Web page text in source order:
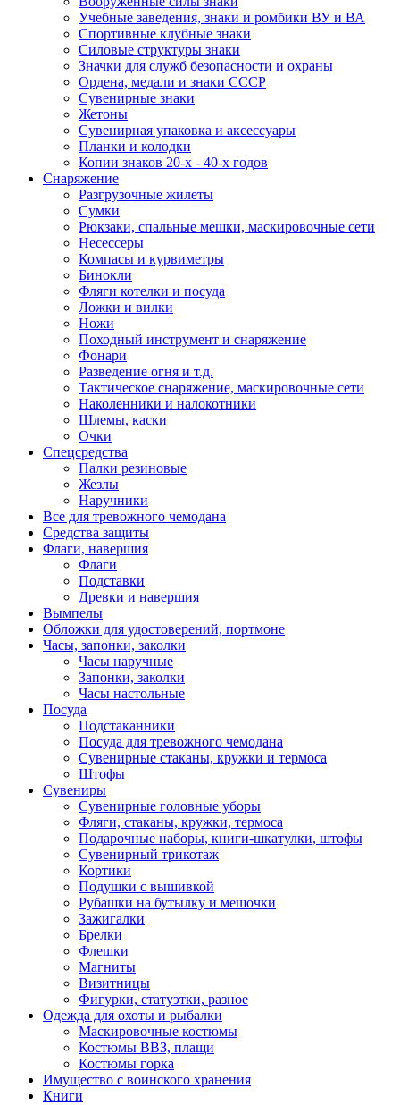
Учебные заведения, знаки и ромбики ВУ и ВА
Спортивные клубные знаки
Силовые структуры знаки
Значки для служб безопасности и охраны
Ордена, медали и знаки СССР
Сувенирные знаки
Жетоны
Сувенирная упаковка и аксессуары
Планки и колодки
Копии знаков 20-х - 40-х годов
Снаряжение
Разгрузочные жилеты
Сумки
Рюкзаки, спальные мешки, маскировочные сети
Несессеры
Компасы и курвиметры
Бинокли
Фляги котелки и посуда
Ложки и вилки
Ножи
Походный инструмент и снаряжение
Фонари
Разведение огня и т.д.
Тактическое снаряжение, маскировочные сети
Наколенники и налокотники
Шлемы, каски
Очки
Спецсредства
Палки резиновые
Жезлы
Наручники
Все для тревожного чемодана
Средства защиты
Флаги, навершия
Флаги
Подставки
Древки и навершия
Вымпелы
Обложки для удостоверений, портмоне
Часы, запонки, заколки
Часы наручные
Запонки, заколки
Часы настольные
Посуда
Подстаканники
Посуда для тревожного чемодана
Сувенирные стаканы, кружки и термоса
Штофы
Сувениры
Сувенирные головные уборы
Фляги, стаканы, кружки, термоса
Подарочные наборы, книги-шкатулки, штофы
Сувенирный трикотаж
Кортики
Подушки с вышивкой
Рубашки на бутылку и мешочки
Зажигалки
Брелки
Флешки
Магниты
Визитницы
Фигурки, статуэтки, разное
Одежда для охоты и рыбалки
Маскировочные костюмы
Костюмы ВВЗ, плащи
Костюмы горка
Имущество с воинского хранения
Книги